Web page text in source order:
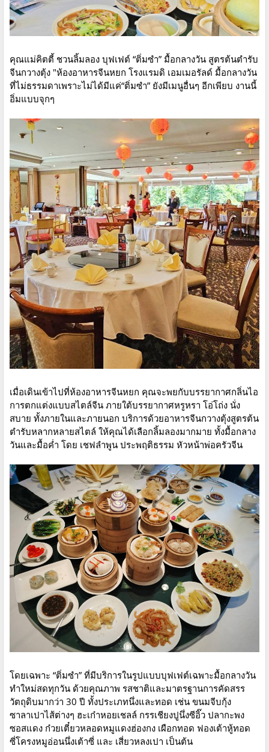
คุณแม่คิตตี้ ชวนลิ้มลอง บุฟเฟต์ “ติ่มซำ” มื้อกลางวัน สูตรต้นตำรับ
จีนกวางตุ้ง "ห้องอาหารจีนหยก โรงแรมดิ เอมเมอรัลด์ มื้อกลางวัน
ที่ไม่ธรรมดาเพราะไม่ได้มีแค่“ติ่มซำ” ยังมีเมนูอื่นๆ อีกเพียบ งานนี้
อิ่มแบบจุกๆ
เมื่อเดินเข้าไปที่ห้องอาหารจีนหยก คุณจะพยกับบรรยากาศกลิ่นไอ
การตกแต่งแบบสไตล์จีน ภายใต้บรรยากาศหรูหรา โอ่โถ่ง นั่ง
สบาย ทั้งภายในและภายนอก บริการด้วยอาหารจีนกวางตุ้งสูตรต้น
ตำรับหลากหลายสไตล์ ให้คุณได้เลือกลิ้มลองมากมาย ทั้งมื้อกลาง
วันและมื้อค่ำ โดย เชฟลำพูน ประพฤติธรรม หัวหน้าพ่อครัวจีน
โดยเฉพาะ “ติ่มซำ” ที่มีบริการในรูปแบบบุฟเฟต์เฉพาะมื้อกลางวัน
ทำใหม่สดทุกวัน ด้วยคุณภาพ รสชาติและมาตรฐานการคัดสรร
วัตถุดิบมากว่า 30 ปี ทั้งประเภทนึ่งและทอด เช่น ขนมจีบกุ้ง
ซาลาเปาไส้ต่างๆ ฮะเก๋าหอยเชลล์ กรรเชียงปูนึ่งซีอิ๊ว ปลากะพง
ซอสแดง ก๋วยเตี๋ยวหลอดหมูแดงฮ่องกง เผือกทอด ฟองเต้าหู้ทอด
ซี่โครงหมูอ่อนนึ่งเต้าซี่ และ เสี่ยวหลงเปา เป็นต้น